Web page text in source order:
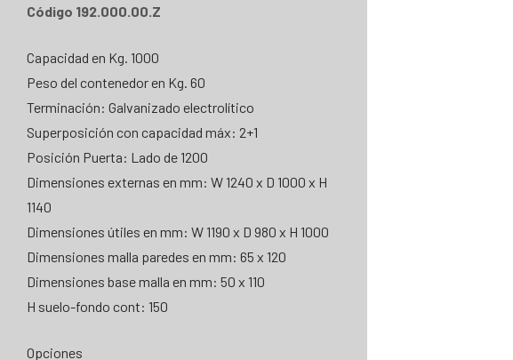
Código 192.000.00.Z
Capacidad en Kg. 1000
Peso del contenedor en Kg. 60
Terminación: Galvanizado electrolítico
Superposición con capacidad máx: 2+1
Posición Puerta: Lado de 1200
Dimensiones externas en mm: W 1240 x D 1000 x H
1140
Dimensiones útiles en mm: W 1190 x D 980 x H 1000
Dimensiones malla paredes en mm: 65 x 120
Dimensiones base malla en mm: 50 x 110
H suelo-fondo cont: 150
Opciones